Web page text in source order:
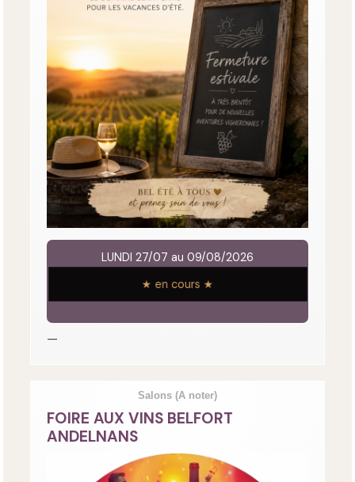
LUNDI 27/07 au 09/08/2026
★ en cours ★
—
Salons (A noter)
FOIRE AUX VINS BELFORT
ANDELNANS